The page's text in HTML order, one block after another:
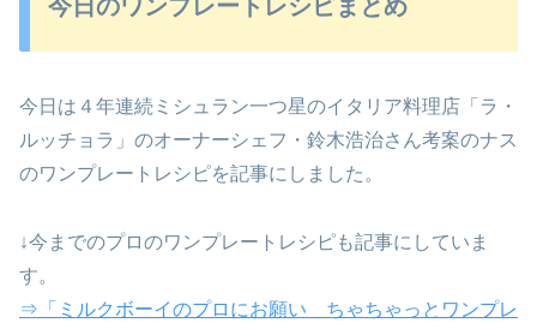
今日のワンプレートレシピまとめ
今日は４年連続ミシュラン一つ星のイタリア料理店「ラ・
ルッチョラ」のオーナーシェフ・鈴木浩治さん考案のナス
のワンプレートレシピを記事にしました。
↓今までのプロのワンプレートレシピも記事にしていま
す。
⇒「ミルクボーイのプロにお願い ちゃちゃっとワンプレ